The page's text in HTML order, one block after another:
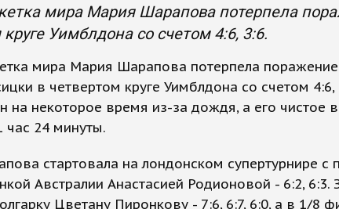
мира Мария Шарапова потерпела
круге Уимблдона со счетом 4:6, 3:6.
мира Мария Шарапова потерпела
в четвертом круге Уимблдона со счетом 4:6,
на некоторое время из-за дождя, а его чистое
час 24 минуты.
стартовала на лондонском супертурнире с
Австралии Анастасией Родионовой - 6:2, 6:3.
Цветану Пиронкову - 7:6, 6:7, 6:0, а в 1/8